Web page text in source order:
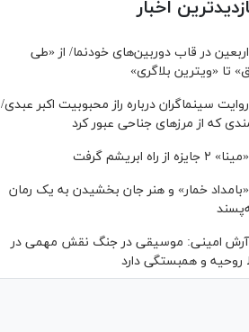
اخبار
اربعین در قاب دوربین‌های خودنما/ از «طی
تا «ویترین بلاگری»
روایت سینماگران درباره راز محبوبیت اکبر عبدی/
که از مرزهای جناحی عبور کرد
«مینا» ۲ جایزه از راه ابریشم گرفت
«بامداد خمار» و هنر جان بخشیدن به یک رمان
آرش امینی: موسیقی در جنگ نقش مهمی در
و همبستگی دارد